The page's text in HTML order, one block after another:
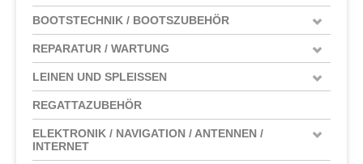
BOOTSTECHNIK / BOOTSZUBEHÖR
REPARATUR / WARTUNG
LEINEN UND SPLEISSEN
REGATTAZUBEHÖR
ELEKTRONIK / NAVIGATION / ANTENNEN /
INTERNET